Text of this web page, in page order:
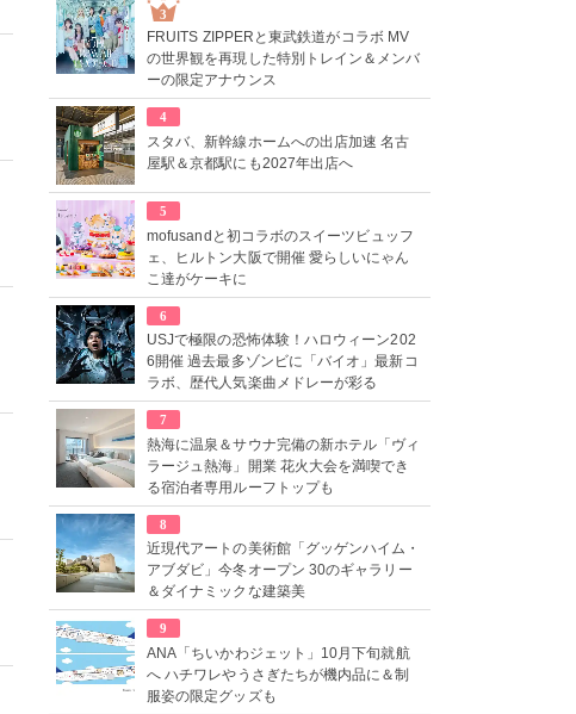
3
FRUITS ZIPPERと東武鉄道がコラボ MV
の世界観を再現した特別トレイン＆メンバ
ーの限定アナウンス
4
スタバ、新幹線ホームへの出店加速 名古
屋駅＆京都駅にも2027年出店へ
5
mofusandと初コラボのスイーツビュッフ
ェ、ヒルトン大阪で開催 愛らしいにゃん
こ達がケーキに
6
USJで極限の恐怖体験！ハロウィーン202
6開催 過去最多ゾンビに「バイオ」最新コ
ラボ、歴代人気楽曲メドレーが彩る
7
熱海に温泉＆サウナ完備の新ホテル「ヴィ
ラージュ熱海」開業 花火大会を満喫でき
る宿泊者専用ルーフトップも
8
近現代アートの美術館「グッゲンハイム・
アブダビ」今冬オープン 30のギャラリー
＆ダイナミックな建築美
9
ANA「ちいかわジェット」10月下旬就航
へ ハチワレやうさぎたちが機内品に＆制
服姿の限定グッズも